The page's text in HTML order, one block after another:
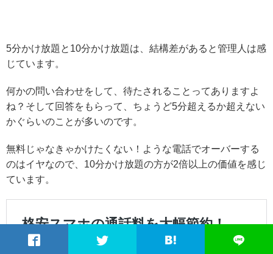
5分かけ放題と10分かけ放題は、結構差があると管理人は感
じています。
何かの問い合わせをして、待たされることってありますよ
ね？そして回答をもらって、ちょうど5分超えるか超えない
かぐらいのことが多いのです。
無料じゃなきゃかけたくない！ような電話でオーバーする
のはイヤなので、10分かけ放題の方が2倍以上の価値を感じ
ています。